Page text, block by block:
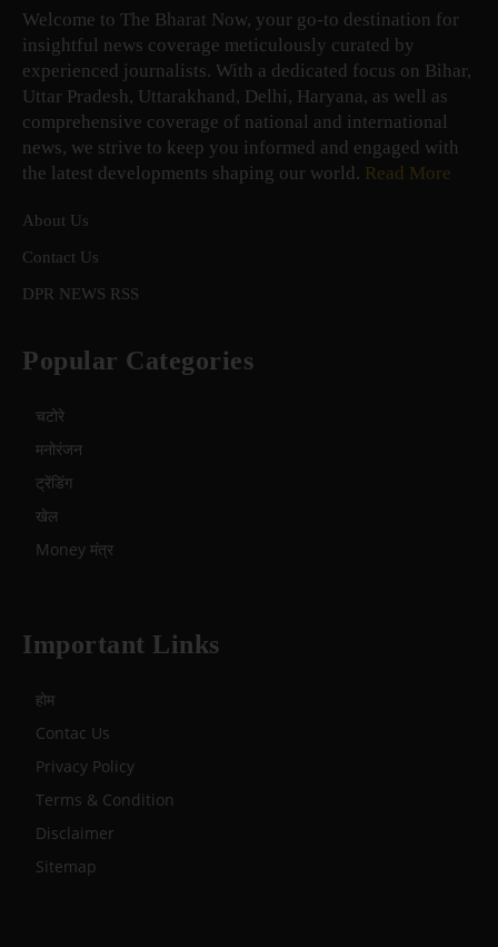
Welcome to The Bharat Now, your go-to destination for
insightful news coverage meticulously curated by
experienced journalists. With a dedicated focus on Bihar,
Uttar Pradesh, Uttarakhand, Delhi, Haryana, as well as
comprehensive coverage of national and international
news, we strive to keep you informed and engaged with
the latest developments shaping our world. Read More
About Us
Contact Us
DPR NEWS RSS
Popular Categories
चटोरे
मनोरंजन
ट्रेंडिंग
खेल
Money मंत्र
Important Links
होम
Contac Us
Privacy Policy
Terms & Condition
Disclaimer
Sitemap